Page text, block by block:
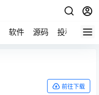
软件 源码 投稿 关于
前往下载